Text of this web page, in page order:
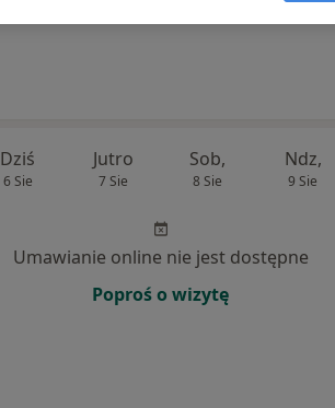
Dziś
6 Sie
Jutro
7 Sie
Sob,
8 Sie
Ndz,
9 Sie
Umawianie online nie jest dostępne
Poproś o wizytę